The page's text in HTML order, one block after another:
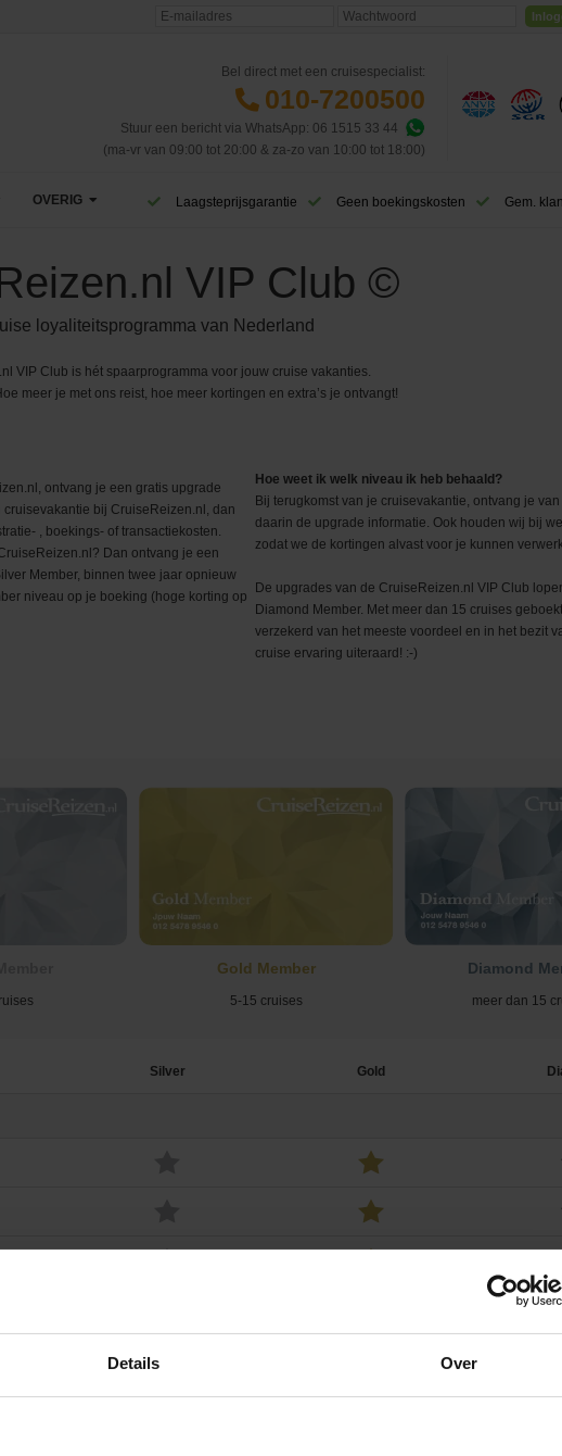
Details Over
Bel direct met een cruisespecialist:
010-7200500
Stuur een bericht via WhatsApp: 06 1515 33 44
(ma-vr van 09:00 tot 20:00 & za-zo van 10:00 tot 18:00)
Amerika West-Caribbean
West-Middellandse Zee
Oost-Middellandse Zee
Westkust VS
Alaska
Noorse Fjorden
Australië & Nieuw Zeeland
OVERIG
CruiseReizen TV
Eerste cruise
Fooien
Visum aanvragen
Vacatures
Laagsteprijsgarantie Geen boekingskosten Gem.
VIP Club ©
loyaliteitsprogramma van Nederland
VIP Club is hét spaarprogramma voor jouw cruise vakanties.
meer je met ons reist, hoe meer kortingen en extra’s je ontvangt!
ontvang je een gratis upgrade
bij CruiseReizen.nl, dan
, boekings- of transactiekosten.
Dan ontvang je een
Member, binnen twee jaar opnieuw
niveau op je boeking (hoge korting op
Hoe weet ik welk niveau ik heb behaald?
Bij terugkomst van je cruisevakantie, ontvang je
daarin de upgrade informatie. Ook houden wij bij
zodat we de kortingen alvast voor je kunnen
De upgrades van de CruiseReizen.nl VIP Club
Diamond Member. Met meer dan 15 cruises
verzekerd van het meeste voordeel en in het bezit
cruise ervaring uiteraard! :-)
Gold Member
5-15 cruises
Diamond
meer dan 15
Silver Gold
-€75